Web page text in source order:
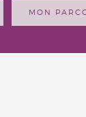
MON